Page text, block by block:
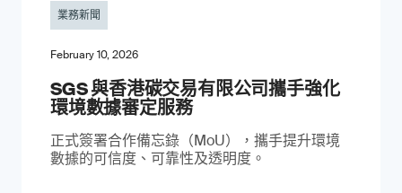
業務新聞
February 10, 2026
SGS 與香港碳交易有限公司攜手強化
環境數據審定服務
正式簽署合作備忘錄（MoU），攜手提升環境
數據的可信度、可靠性及透明度。